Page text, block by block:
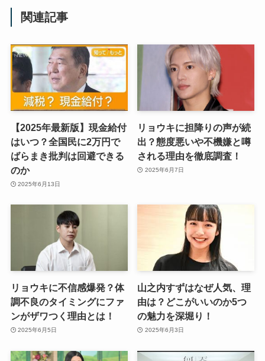
関連記事
【2025年最新版】現金給付
はいつ？全国民に2万円で
ばらまき批判は回避できる
のか
2025年6月13日
リョウキに担降りの声が続
出？態度悪いや不機嫌と噂
される理由を徹底調査！
2025年6月7日
リョウキに不信感爆発？体
調不良のタイミングにファ
ンがザワつく理由とは！
2025年6月5日
山之内すずはなぜ人気、理
由は？どこがいいのか5つ
の魅力を深堀り！
2025年6月3日